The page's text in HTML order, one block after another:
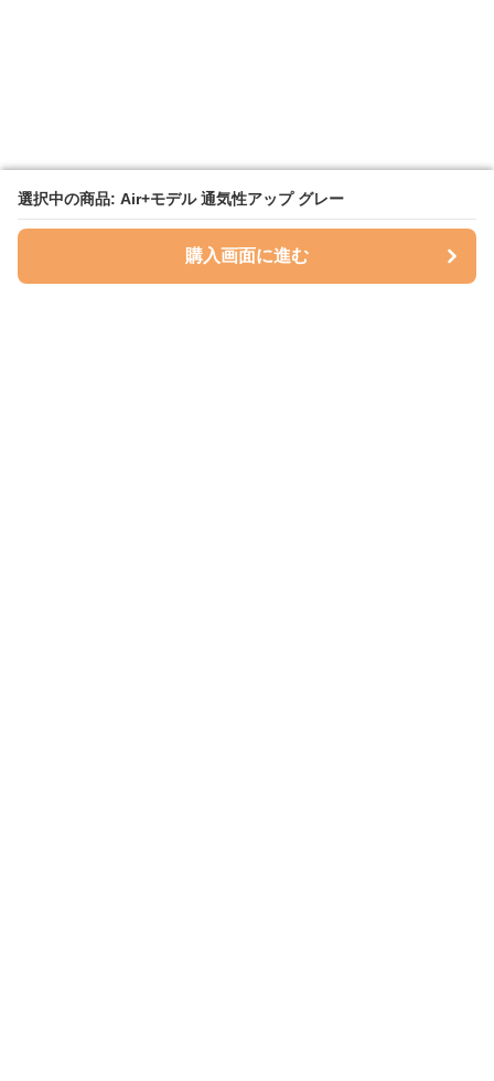
選択中の商品: Air+モデル 通気性アップ グレー
購入画面に進む
選択中の商品: Air+モデル 通気性アップ グレー
購入画面に進む